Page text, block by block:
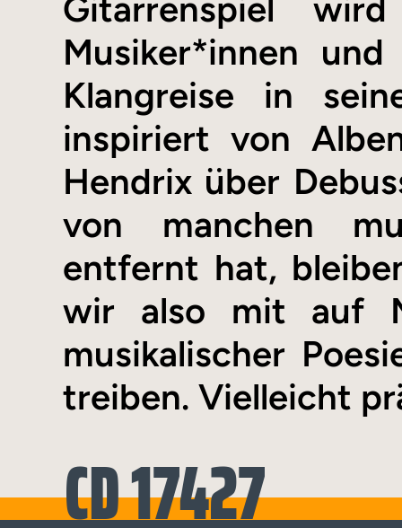
Gitarrenspiel
Musiker*innen
Klangreise in
inspiriert von
Hendrix über
von manchen
entfernt hat,
wir also mit auf
musikalischer
treiben. Vielleicht
CD 17427